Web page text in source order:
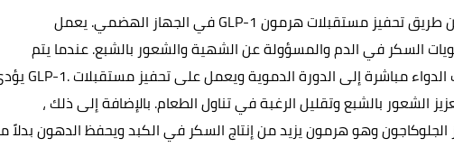
طريق تحفيز مستقبلات هرمون GLP-1
مباشرة إلى الدورة الدموية ويعمل على تحفيز مستقبلات GLP-1.